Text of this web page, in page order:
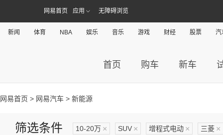
网易首页 应用 无障碍浏览
新闻 体育 NBA 娱乐 音乐 游戏 财经 股票 汽
首页 购车 新车
网易首页 > 网易汽车 > 新能源
筛选条件 10-20万 × SUV × 增程式电动 × 三菱 ×